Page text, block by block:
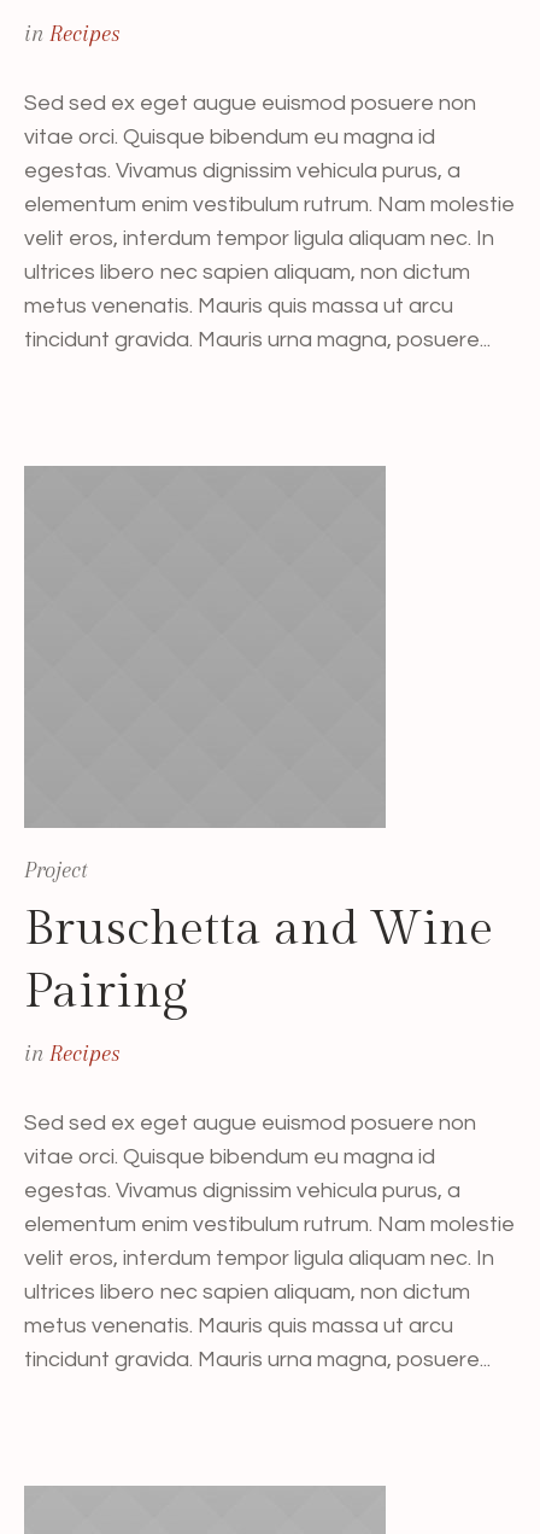
in Recipes
Sed sed ex eget augue euismod posuere non
vitae orci. Quisque bibendum eu magna id
egestas. Vivamus dignissim vehicula purus, a
elementum enim vestibulum rutrum. Nam molestie
velit eros, interdum tempor ligula aliquam nec. In
ultrices libero nec sapien aliquam, non dictum
metus venenatis. Mauris quis massa ut arcu
tincidunt gravida. Mauris urna magna, posuere...
Project
Bruschetta and Wine
Pairing
in Recipes
Sed sed ex eget augue euismod posuere non
vitae orci. Quisque bibendum eu magna id
egestas. Vivamus dignissim vehicula purus, a
elementum enim vestibulum rutrum. Nam molestie
velit eros, interdum tempor ligula aliquam nec. In
ultrices libero nec sapien aliquam, non dictum
metus venenatis. Mauris quis massa ut arcu
tincidunt gravida. Mauris urna magna, posuere...